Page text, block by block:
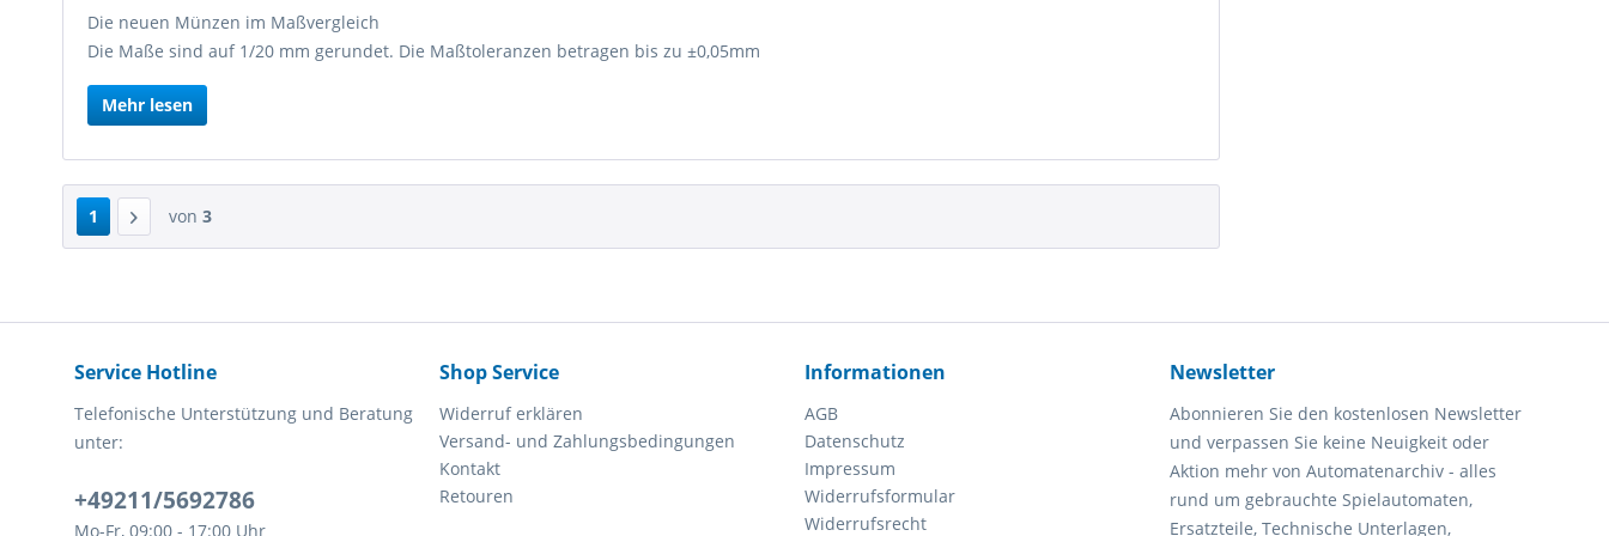
Die neuen Münzen im Maßvergleich
Die Maße sind auf 1/20 mm gerundet. Die Maßtoleranzen betragen bis zu ±0,05mm
Mehr lesen
1 von 3
Service Hotline
Telefonische Unterstützung und Beratung
unter:
+49211/5692786
Mo-Fr, 09:00 - 17:00 Uhr
Shop Service
Widerruf erklären
Versand- und Zahlungsbedingungen
Kontakt
Retouren
Informationen
AGB
Datenschutz
Impressum
Widerrufsformular
Widerrufsrecht
Newsletter
Abonnieren Sie den kostenlosen Newsletter
und verpassen Sie keine Neuigkeit oder
Aktion mehr von Automatenarchiv - alles
rund um gebrauchte Spielautomaten,
Ersatzteile, Technische Unterlagen,